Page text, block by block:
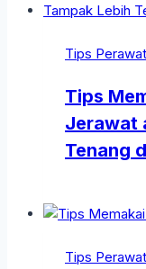
Tips
Tips
Jerawat
Tenang
Tips